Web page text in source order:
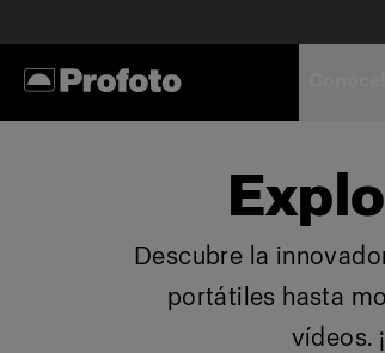
Descubre la
portátiles hasta
vídeos.